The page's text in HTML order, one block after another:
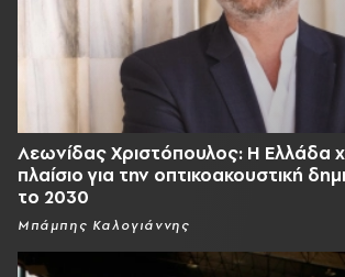
Λεωνίδας Χριστόπουλος: Η Ελλάδα
πλαίσιο για την οπτικοακουστική
το 2030
Μπάμπης Καλογιάννης